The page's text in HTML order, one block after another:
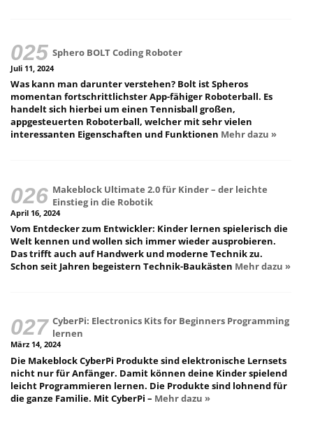
Sphero BOLT Coding Roboter
Juli 11, 2024
Was kann man darunter verstehen? Bolt ist Spheros
momentan fortschrittlichster App-fähiger Roboterball. Es
handelt sich hierbei um einen Tennisball großen,
appgesteuerten Roboterball, welcher mit sehr vielen
interessanten Eigenschaften und Funktionen Mehr dazu »
Makeblock Ultimate 2.0 für Kinder – der leichte
Einstieg in die Robotik
April 16, 2024
Vom Entdecker zum Entwickler: Kinder lernen spielerisch die
Welt kennen und wollen sich immer wieder ausprobieren.
Das trifft auch auf Handwerk und moderne Technik zu.
Schon seit Jahren begeistern Technik-Baukästen Mehr dazu »
CyberPi: Electronics Kits for Beginners Programming
lernen
März 14, 2024
Die Makeblock CyberPi Produkte sind elektronische Lernsets
nicht nur für Anfänger. Damit können deine Kinder spielend
leicht Programmieren lernen. Die Produkte sind lohnend für
die ganze Familie. Mit CyberPi – Mehr dazu »